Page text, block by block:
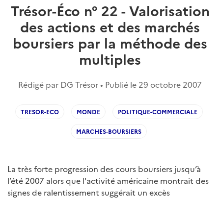
Trésor-Éco n° 22 - Valorisation
des actions et des marchés
boursiers par la méthode des
multiples
Rédigé par DG Trésor • Publié le 29 octobre 2007
TRESOR-ECO MONDE POLITIQUE-COMMERCIALE
MARCHES-BOURSIERS
La très forte progression des cours boursiers jusqu’à
l’été 2007 alors que l'activité américaine montrait des
signes de ralentissement suggérait un excès